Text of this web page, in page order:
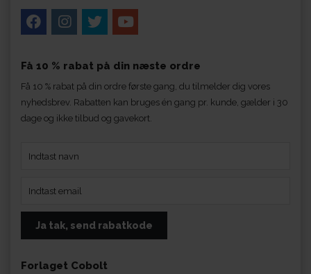
Få 10 % rabat på din næste ordre
Få 10 % rabat på din ordre første gang, du tilmelder dig vores
nyhedsbrev. Rabatten kan bruges én gang pr. kunde, gælder i 30
dage og ikke tilbud og gavekort.
Forlaget Cobolt